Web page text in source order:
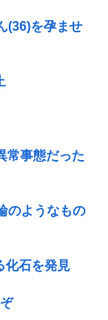
(36)を孕ませ
常事態だった
のようなもの
化石を発見